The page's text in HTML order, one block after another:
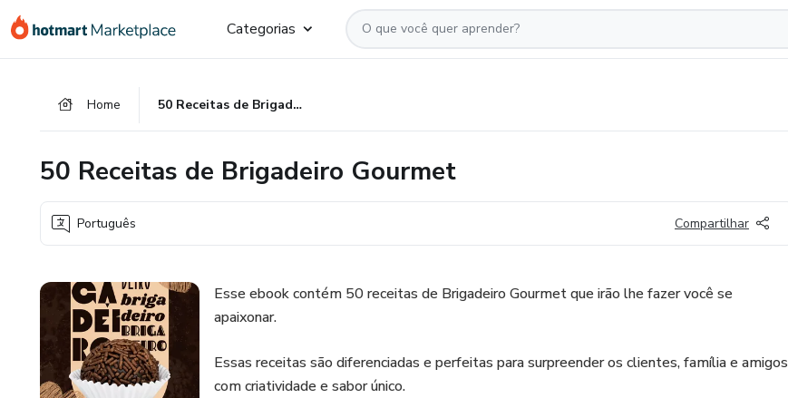
para
para
para
Categorias
Home 50 Receitas de Brigadeiro Gourmet
50 Receitas de Brigadeiro Gourmet
Português Compartilhar
Esse ebook contém 50 receitas de Brigadeiro Gourmet que irão lhe fazer você se
apaixonar.
Essas receitas são diferenciadas e perfeitas para surpreender os clientes, família e amigos
com criatividade e sabor único.